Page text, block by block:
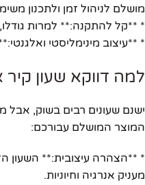
מושלם לניהול זמן ולתכנון
* **קל להתקנה:** למרות
* **עיצוב מינימליסטי
למה דווקא שעון
ישנם שעונים רבים בשוק, אבל
המוצר המושלם עבורכם:
* **הצהרה עיצובית:** השעון
מעניק אנרגיה וחיוניות.